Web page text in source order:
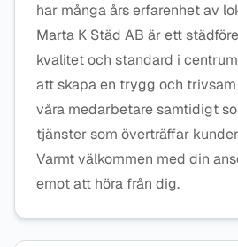
har många års erfarenhet av
Marta K Städ AB är ett
kvalitet och standard i
att skapa en trygg och
våra medarbetare samtidigt
tjänster som överträffar
Varmt välkommen med din
emot att höra från dig.